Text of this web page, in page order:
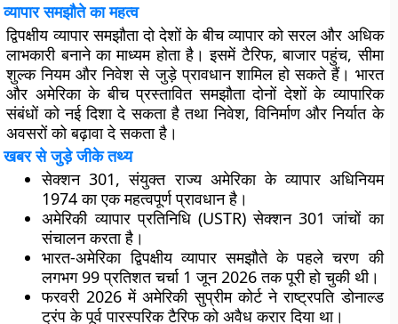
व्यापार समझौते का महत्व
द्विपक्षीय व्यापार समझौता दो देशों के बीच व्यापार को सरल और अधिक
लाभकारी बनाने का माध्यम होता है। इसमें टैरिफ, बाजार पहुंच, सीमा
शुल्क नियम और निवेश से जुड़े प्रावधान शामिल हो सकते हैं। भारत
और अमेरिका के बीच प्रस्तावित समझौता दोनों देशों के व्यापारिक
संबंधों को नई दिशा दे सकता है तथा निवेश, विनिर्माण और निर्यात के
अवसरों को बढ़ावा दे सकता है।
खबर से जुड़े जीके तथ्य
सेक्शन 301, संयुक्त राज्य अमेरिका के व्यापार अधिनियम
1974 का एक महत्वपूर्ण प्रावधान है।
अमेरिकी व्यापार प्रतिनिधि (USTR) सेक्शन 301 जांचों का
संचालन करता है।
भारत-अमेरिका द्विपक्षीय व्यापार समझौते के पहले चरण की
लगभग 99 प्रतिशत चर्चा 1 जून 2026 तक पूरी हो चुकी थी।
फरवरी 2026 में अमेरिकी सुप्रीम कोर्ट ने राष्ट्रपति डोनाल्ड
ट्रंप के पूर्व पारस्परिक टैरिफ को अवैध करार दिया था।